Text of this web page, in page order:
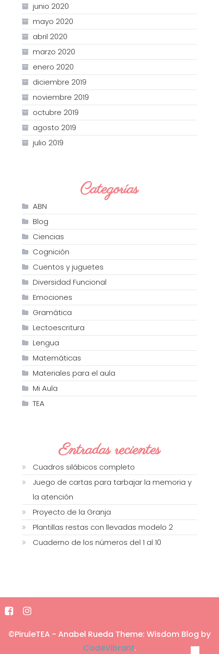
junio 2020
mayo 2020
abril 2020
marzo 2020
enero 2020
diciembre 2019
noviembre 2019
octubre 2019
agosto 2019
julio 2019
Categorías
ABN
Blog
Ciencias
Cognición
Cuentos y juguetes
Diversidad Funcional
Emociones
Gramática
Lectoescritura
Lengua
Matemáticas
Materiales para el aula
Mi Aula
TEA
Entradas recientes
Cuadros silábicos completo
Juego de cartas para tarbajar la memoria y
la atención
Proyecto de la Granja
Plantillas restas con llevadas modelo 2
Cuaderno de los números del 1 al 10
©PiruleTEA - Anabel Rueda Theme: Wisdom Blog by
CodeVibrant.